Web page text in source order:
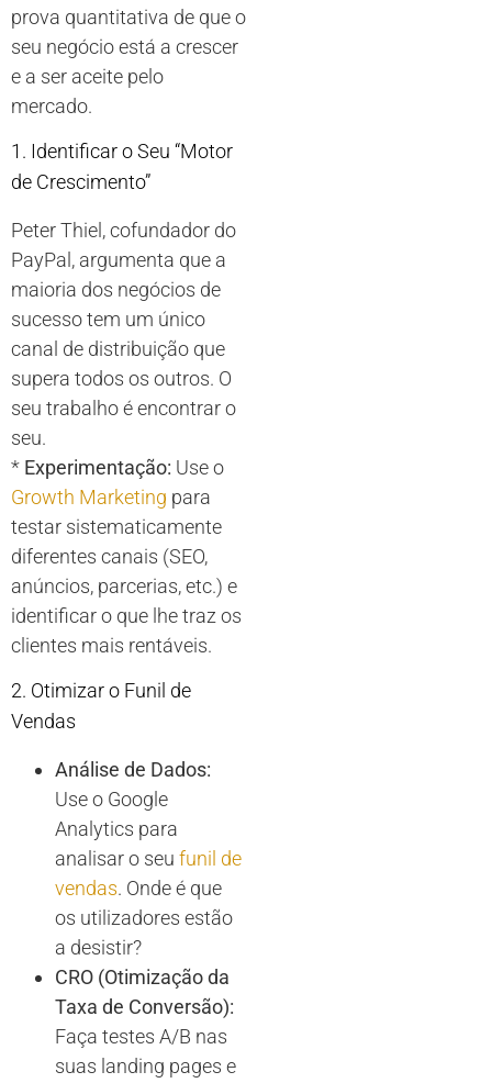
prova quantitativa de que o
seu negócio está a crescer
e a ser aceite pelo
mercado.
1. Identificar o Seu “Motor
de Crescimento”
Peter Thiel, cofundador do
PayPal, argumenta que a
maioria dos negócios de
sucesso tem um único
canal de distribuição que
supera todos os outros. O
seu trabalho é encontrar o
seu.
* Experimentação: Use o
Growth Marketing para
testar sistematicamente
diferentes canais (SEO,
anúncios, parcerias, etc.) e
identificar o que lhe traz os
clientes mais rentáveis.
2. Otimizar o Funil de
Vendas
Análise de Dados:
Use o Google
Analytics para
analisar o seu funil de
vendas. Onde é que
os utilizadores estão
a desistir?
CRO (Otimização da
Taxa de Conversão):
Faça testes A/B nas
suas landing pages e